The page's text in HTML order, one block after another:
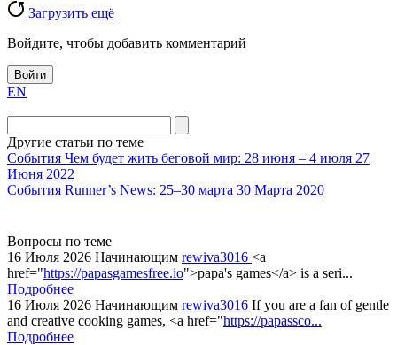
Загрузить ещё
Войдите, чтобы добавить комментарий
Войти
EN
Другие статьи по теме
События Чем будет жить беговой мир: 28 июня – 4 июля 27
Июня 2022
События Runner’s News: 25–30 марта 30 Марта 2020
Вопросы по теме
16 Июля 2026 Начинающим rewiva3016 <a
href="https://papasgamesfree.io">papa's games</a> is a seri...
Подробнее
16 Июля 2026 Начинающим rewiva3016 If you are a fan of gentle
and creative cooking games, <a href="https://papassco...
Подробнее